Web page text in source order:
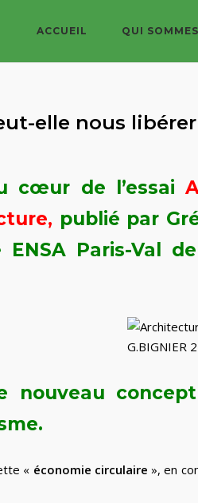
ACCUEIL QUI
elle nous
cœur de l’essai
publié par
Paris-Val
nouveau
« économie circulaire », en